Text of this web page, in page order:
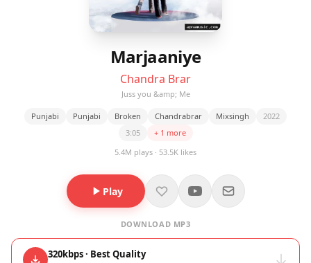
Marjaaniye
Chandra Brar
Juss you &amp; Me
Punjabi Punjabi Broken Chandrabrar Mixsingh
2022
3:05
+ 1 more
5.4M plays · 53.5K likes
Play
DOWNLOAD MP3
320kbps · Best Quality